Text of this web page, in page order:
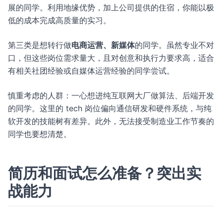
展的同学。利用地缘优势，加上公司提供的住宿，你能以极
低的成本完成高质量的实习。
第三类是想转行做电商运营、新媒体的同学。虽然专业不对
口，但这些岗位需求量大，且对创意和执行力要求高，适合
有相关社团经验或自媒体运营经验的同学尝试。
慎重考虑的人群：一心想进纯互联网大厂做算法、后端开发
的同学。这里的 tech 岗位偏向通信研发和硬件系统，与纯
软开发的技能树有差异。此外，无法接受制造业工作节奏的
同学也要想清楚。
简历和面试怎么准备？突出实
战能力